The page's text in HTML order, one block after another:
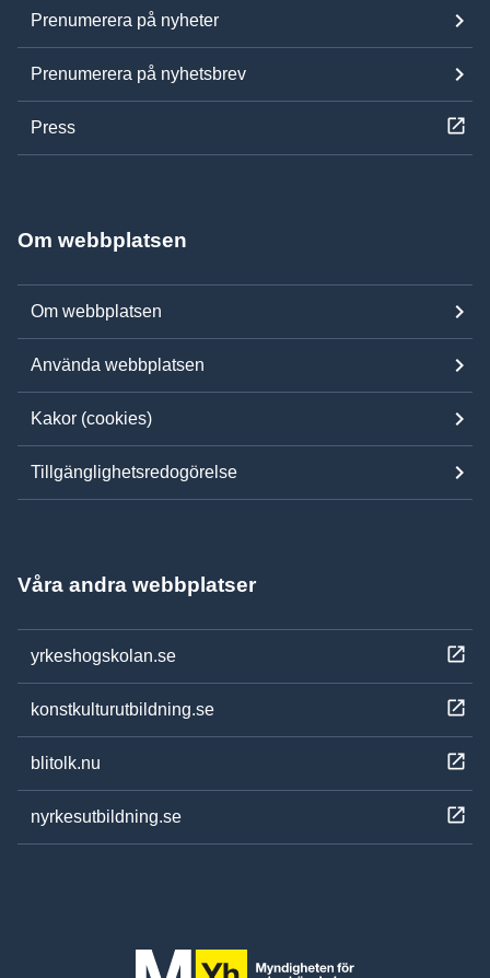
Prenumerera på nyheter
Prenumerera på nyhetsbrev
Press
Om webbplatsen
Om webbplatsen
Använda webbplatsen
Kakor (cookies)
Tillgänglighetsredogörelse
Våra andra webbplatser
yrkeshogskolan.se
konstkulturutbildning.se
blitolk.nu
nyrkesutbildning.se